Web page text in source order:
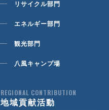
リサイクル部門
エネルギー部門
観光部門
八風キャンプ場
REGIONAL CONTRIBUTION
地域貢献活動